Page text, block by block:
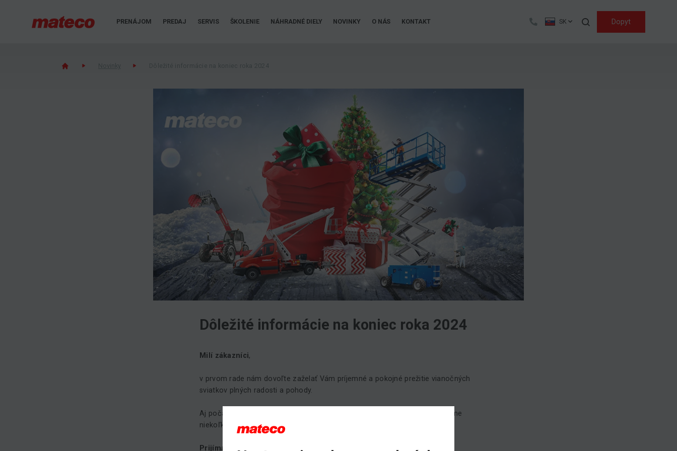
PRENÁJOM PREDAJ SERVIS ŠKOLENIE NÁHRADNÉ DIELY NOVINKY O NÁS KONTAKT SK Dopyt
Hľadať
Dôležité informácie na koniec roka 2024
Milí zákazníci,
v prvom rade nám dovoľte zaželať Vám príjemné a pokojné prežitie vianočných
sviatkov plných radosti a pohody.
Aj počas sviatočného obdobia život a práca pokračujú, preto Vám zasielame
niekoľko dôležitých inštrukcií:
Prijímanie objednávok prenájmu na rok 2024